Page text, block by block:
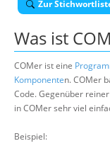
Suche
Zur
Was ist
COMer ist eine
Komponenten. COMer
Code. Gegenüber
in COMer sehr viel
Beispiel: